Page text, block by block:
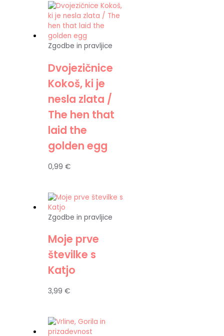
Zgodbe in pravljice
Dvojezičnice
Kokoš, ki je
nesla zlata /
The hen that
laid the
golden egg
0,99€
Zgodbe in pravljice
Moje prve
številke s
Katjo
3,99€